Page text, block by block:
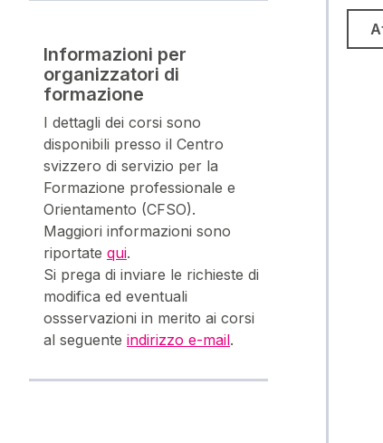
Informazioni per
organizzatori di
formazione
I dettagli dei corsi sono
disponibili presso il Centro
svizzero di servizio per la
Formazione professionale e
Orientamento (CFSO).
Maggiori informazioni sono
riportate qui.
Si prega di inviare le richieste di
modifica ed eventuali
ossservazioni in merito ai corsi
al seguente indirizzo e-mail.